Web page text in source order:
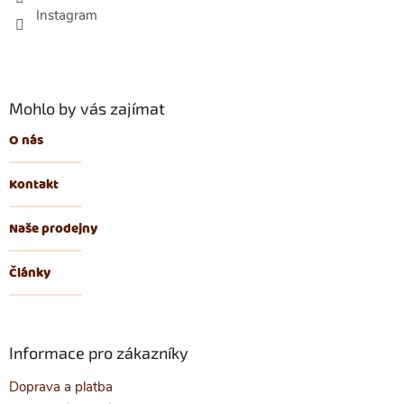
Mohlo by vás zajímat
O nás
Kontakt
Naše prodejny
Články
Informace pro zákazníky
Doprava a platba